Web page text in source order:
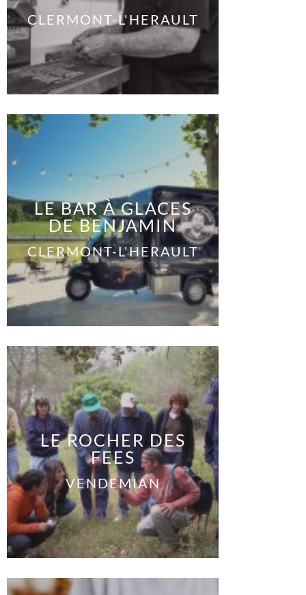
CLERMONT-L'HERAULT
LE BAR À GLACES
DE BENJAMIN
CLERMONT-L'HERAULT
LE ROCHER DES
FEES
VENDEMIAN